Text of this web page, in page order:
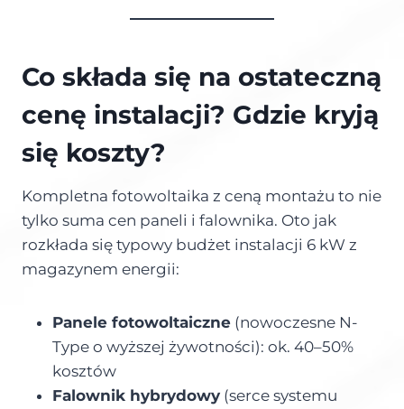
Co składa się na ostateczną
cenę instalacji? Gdzie kryją
się koszty?
Kompletna fotowoltaika z ceną montażu to nie
tylko suma cen paneli i falownika. Oto jak
rozkłada się typowy budżet instalacji 6 kW z
magazynem energii:
Panele fotowoltaiczne (nowoczesne N-
Type o wyższej żywotności): ok. 40–50%
kosztów
Falownik hybrydowy (serce systemu